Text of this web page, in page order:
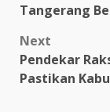
Tangerang
Next
Pendekar
Pastikan